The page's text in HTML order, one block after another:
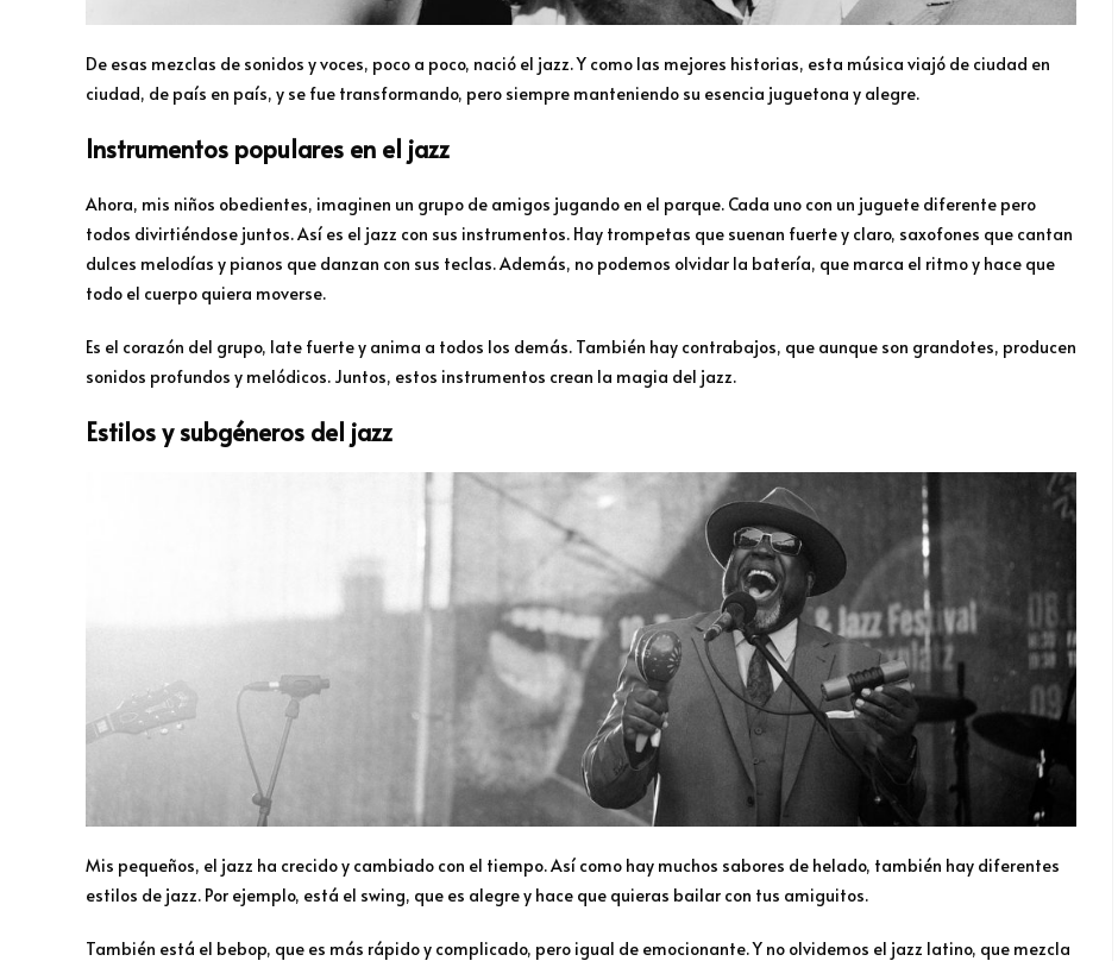
De esas mezclas de sonidos y voces, poco a poco, nació el jazz. Y como las mejores historias, esta música viajó de ciudad en
ciudad, de país en país, y se fue transformando, pero siempre manteniendo su esencia juguetona y alegre.
Instrumentos populares en el jazz
Ahora, mis niños obedientes, imaginen un grupo de amigos jugando en el parque. Cada uno con un juguete diferente pero
todos divirtiéndose juntos. Así es el jazz con sus instrumentos. Hay trompetas que suenan fuerte y claro, saxofones que cantan
dulces melodías y pianos que danzan con sus teclas. Además, no podemos olvidar la batería, que marca el ritmo y hace que
todo el cuerpo quiera moverse.
Es el corazón del grupo, late fuerte y anima a todos los demás. También hay contrabajos, que aunque son grandotes, producen
sonidos profundos y melódicos. Juntos, estos instrumentos crean la magia del jazz.
Estilos y subgéneros del jazz
Mis pequeños, el jazz ha crecido y cambiado con el tiempo. Así como hay muchos sabores de helado, también hay diferentes
estilos de jazz. Por ejemplo, está el swing, que es alegre y hace que quieras bailar con tus amiguitos.
También está el bebop, que es más rápido y complicado, pero igual de emocionante. Y no olvidemos el jazz latino, que mezcla